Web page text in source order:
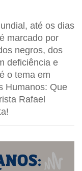
até os dias
marcado por
negros, dos
deficiência e
o tema em
Humanos: Que
Rafael